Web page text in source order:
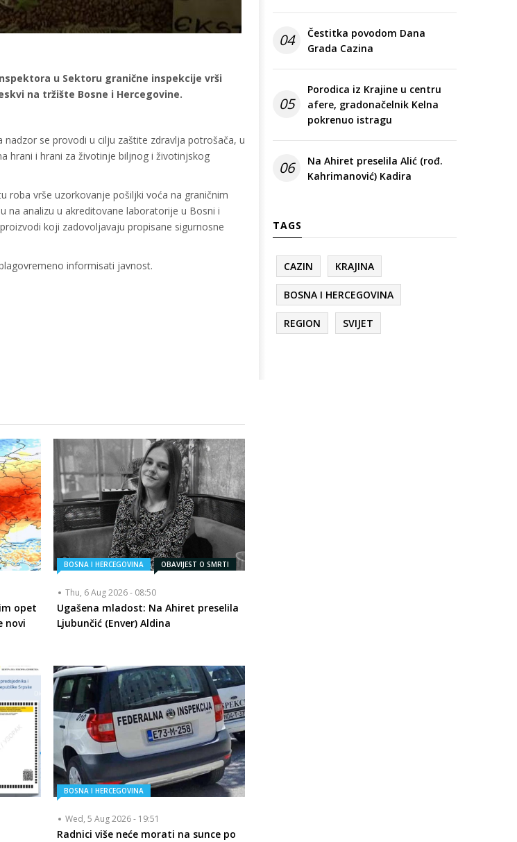
u Sektoru granične inspekcije vrši
na tržište Bosne i Hercegovine.
se provodi u cilju zaštite zdravlja potrošača, u
hrani i hrani za životinje biljnog i životinjskog
roba vrše uzorkovanje pošiljki voća na graničnim
na analizu u akreditovane laboratorije u Bosni i
koji zadovoljavaju propisane sigurnosne
informisati javnost.
opet
novi
BOSNA I HERCEGOVINA OBAVIJEST O SMRTI
Thu, 6 Aug 2026 - 08:50
Ugašena mladost: Na Ahiret preselila
Ljubunčić (Enver) Aldina
BOSNA I HERCEGOVINA
Wed, 5 Aug 2026 - 19:51
Radnici više neće morati na sunce po
04
Čestitka povodom Dana
Grada Cazina
05
Porodica iz Krajine u centru
afere, gradonačelnik Kelna
pokrenuo istragu
06
Na Ahiret preselila Alić (rođ.
Kahrimanović) Kadira
TAGS
CAZIN KRAJINA
BOSNA I HERCEGOVINA
REGION SVIJET